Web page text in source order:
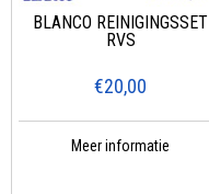
BLANCO REINIGINGSSET
RVS
€20,00
Meer informatie